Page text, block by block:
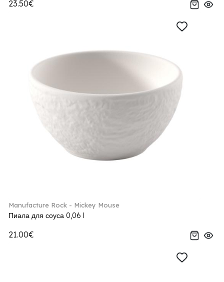
23.50€
Manufacture Rock - Mickey Mouse
Пиала для соуса 0,06 l
21.00€